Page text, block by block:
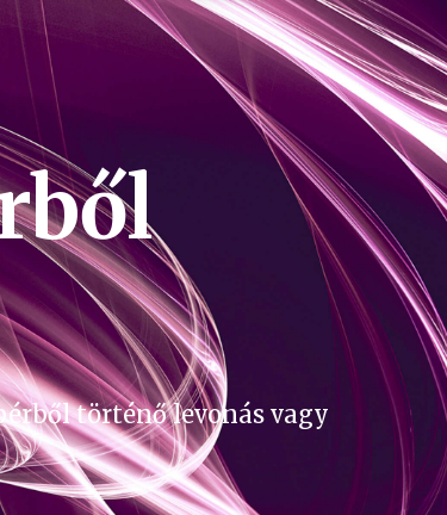
történő levonás vagy